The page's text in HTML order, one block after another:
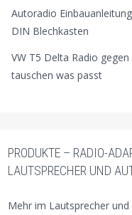
Autoradio
DIN Blechkasten
VW T5 Delta Radio
tauschen was passt
PRODUKTE – RADIO-
LAUTSPRECHER UND
Mehr im Lautsprecher